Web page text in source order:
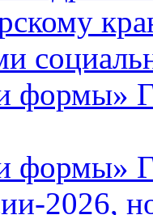
формы»
формы»
2026,